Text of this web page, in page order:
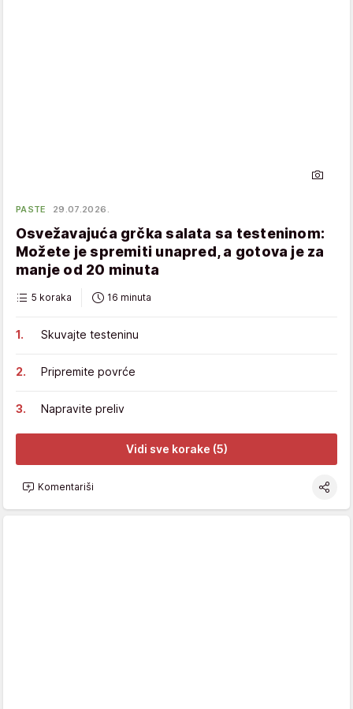
PASTE 29.07.2026.
Osvežavajuća grčka salata sa testeninom:
Možete je spremiti unapred, a gotova je za
manje od 20 minuta
5 koraka 16 minuta
Skuvajte testeninu
Pripremite povrće
Napravite preliv
Vidi sve korake (5)
Komentariši